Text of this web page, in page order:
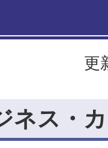
更
ネス・